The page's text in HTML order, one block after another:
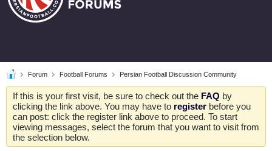
Forum Football Forums Persian Football Discussion Community
If this is your first visit, be sure to check out the FAQ by
clicking the link above. You may have to register before you
can post: click the register link above to proceed. To start
viewing messages, select the forum that you want to visit from
the selection below.